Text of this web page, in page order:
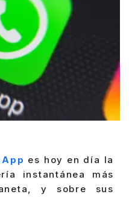
es hoy en día la
instantánea más
y sobre sus